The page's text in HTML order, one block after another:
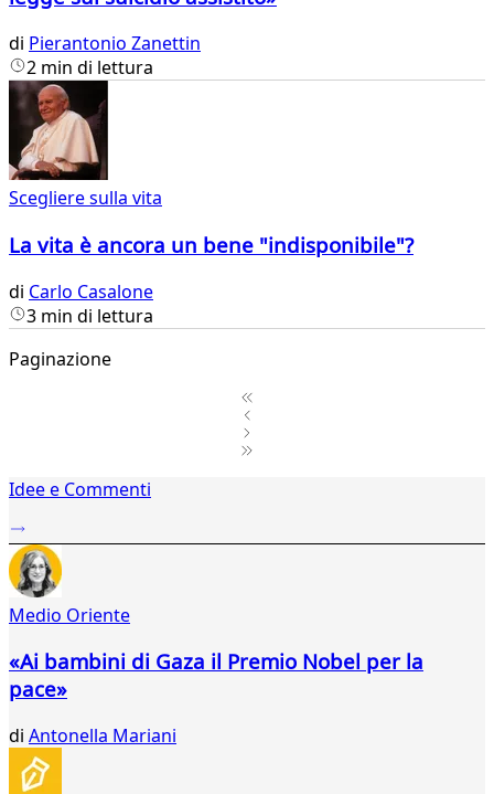
di Pierantonio Zanettin
2 min di lettura
Scegliere sulla vita
La vita è ancora un bene "indisponibile"?
di Carlo Casalone
3 min di lettura
Paginazione
2Idee e Commenti
Medio Oriente
«Ai bambini di Gaza il Premio Nobel per la
pace»
di Antonella Mariani